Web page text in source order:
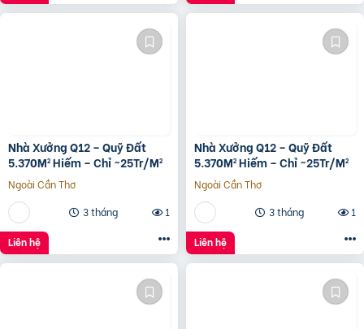
Nhà Xưởng Q12 – Quỹ Đất
5.370M² Hiếm – Chỉ ~25Tr/M²
Ngoài Cần Thơ
3 tháng
1
Liên hệ
Nhà Xưởng Q12 – Quỹ Đất
5.370M² Hiếm – Chỉ ~25Tr/M²
Ngoài Cần Thơ
3 tháng
1
Liên hệ